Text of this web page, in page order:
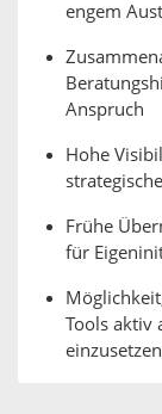
engem
Anspruch
Hohe
Frühe
für
Tools aktiv
einzusetzen